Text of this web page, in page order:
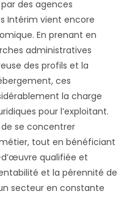
des agences
Intérim vient encore
En prenant en
administratives
des profils et la
ces
la charge
pour l’exploitant.
se concentrer
tout en bénéficiant
qualifiée et
et la pérennité de
secteur en constante